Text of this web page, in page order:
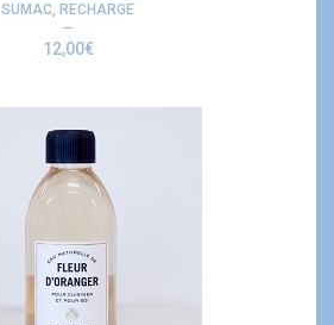
SUMAC, RECHARGE
12,00€